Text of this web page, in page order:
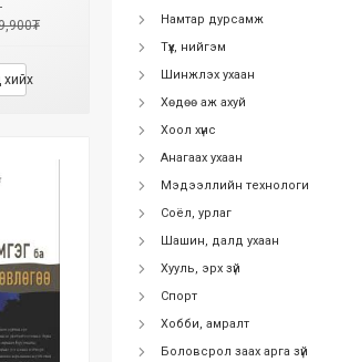
хийх
Намтар дурсамж
Түүх, нийгэм
Шинжлэх ухаан
Хөдөө аж ахуй
Хоол хүнс
Анагаах ухаан
Мэдээллийн технологи
Соёл, урлаг
Шашин, далд ухаан
Хууль, эрх зүй
Спорт
Хобби, амралт
Боловсрол заах арга зүй